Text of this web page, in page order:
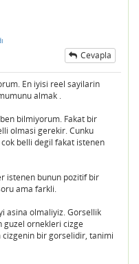
Cevapla
En iyisi reel sayilarin
almak .
bilmiyorum. Fakat bir
olmasi gerekir. Cunku
belli degil fakat istenen
istenen bunun pozitif bir
ama farkli.
asina olmaliyiz. Gorsellik
guzel ornekleri cizge
bir gorselidir, tanimi